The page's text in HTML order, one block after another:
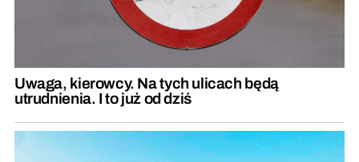
Uwaga, kierowcy. Na tych ulicach będą
utrudnienia. I to już od dziś